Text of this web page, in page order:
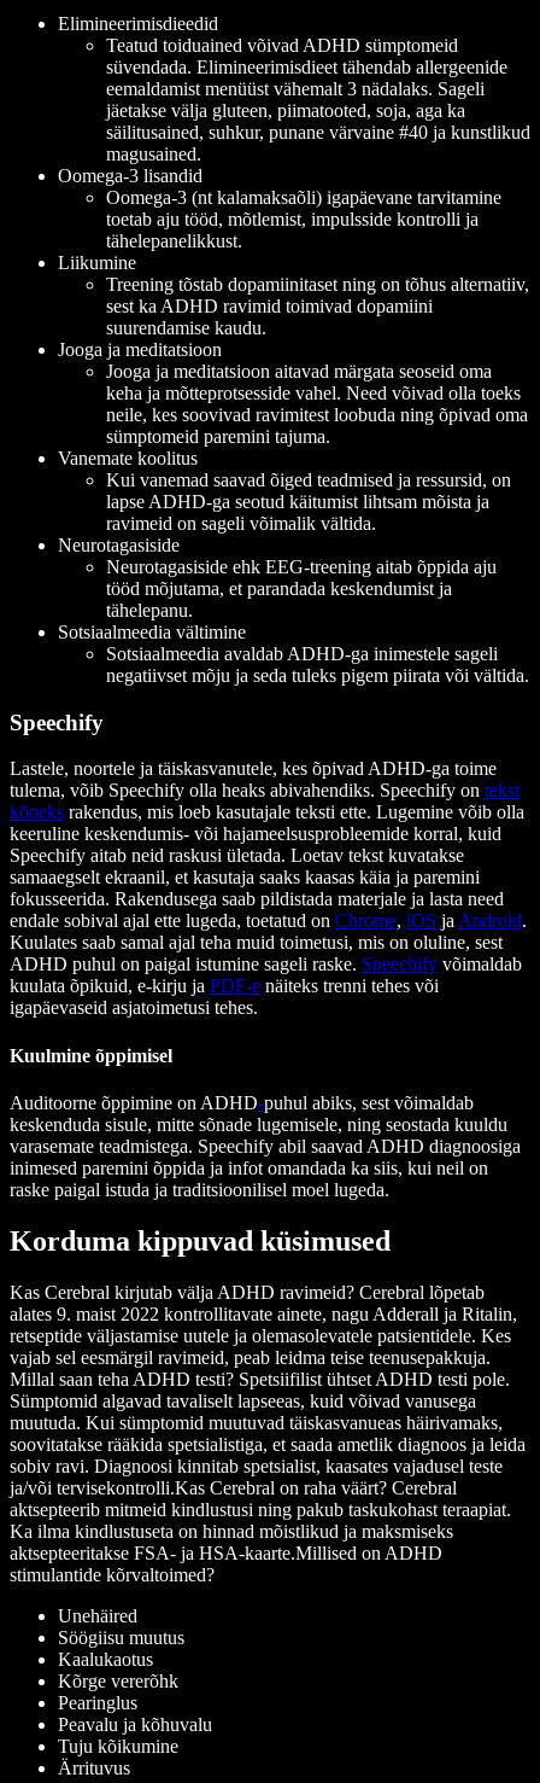
Elimineerimisdieedid
Teatud toiduained võivad ADHD sümptomeid
süvendada. Elimineerimisdieet tähendab allergeenide
eemaldamist menüüst vähemalt 3 nädalaks. Sageli
jäetakse välja gluteen, piimatooted, soja, aga ka
säilitusained, suhkur, punane värvaine #40 ja kunstlikud
magusained.
Oomega-3 lisandid
Oomega-3 (nt kalamaksaõli) igapäevane tarvitamine
toetab aju tööd, mõtlemist, impulsside kontrolli ja
tähelepanelikkust.
Liikumine
Treening tõstab dopamiinitaset ning on tõhus alternatiiv,
sest ka ADHD ravimid toimivad dopamiini
suurendamise kaudu.
Jooga ja meditatsioon
Jooga ja meditatsioon aitavad märgata seoseid oma
keha ja mõtteprotsesside vahel. Need võivad olla toeks
neile, kes soovivad ravimitest loobuda ning õpivad oma
sümptomeid paremini tajuma.
Vanemate koolitus
Kui vanemad saavad õiged teadmised ja ressursid, on
lapse ADHD-ga seotud käitumist lihtsam mõista ja
ravimeid on sageli võimalik vältida.
Neurotagasiside
Neurotagasiside ehk EEG-treening aitab õppida aju
tööd mõjutama, et parandada keskendumist ja
tähelepanu.
Sotsiaalmeedia vältimine
Sotsiaalmeedia avaldab ADHD-ga inimestele sageli
negatiivset mõju ja seda tuleks pigem piirata või vältida.
Speechify
Lastele, noortele ja täiskasvanutele, kes õpivad ADHD-ga toime
tulema, võib Speechify olla heaks abivahendiks. Speechify on tekst
kõneks rakendus, mis loeb kasutajale teksti ette. Lugemine võib olla
keeruline keskendumis- või hajameelsusprobleemide korral, kuid
Speechify aitab neid raskusi ületada. Loetav tekst kuvatakse
samaaegselt ekraanil, et kasutaja saaks kaasas käia ja paremini
fokusseerida. Rakendusega saab pildistada materjale ja lasta need
endale sobival ajal ette lugeda, toetatud on Chrome, iOS ja Android.
Kuulates saab samal ajal teha muid toimetusi, mis on oluline, sest
ADHD puhul on paigal istumine sageli raske. Speechify võimaldab
kuulata õpikuid, e-kirju ja PDF-e näiteks trenni tehes või
igapäevaseid asjatoimetusi tehes.
Kuulmine õppimisel
Auditoorne õppimine on ADHD-puhul abiks, sest võimaldab
keskenduda sisule, mitte sõnade lugemisele, ning seostada kuuldu
varasemate teadmistega. Speechify abil saavad ADHD diagnoosiga
inimesed paremini õppida ja infot omandada ka siis, kui neil on
raske paigal istuda ja traditsioonilisel moel lugeda.
Korduma kippuvad küsimused
Kas Cerebral kirjutab välja ADHD ravimeid? Cerebral lõpetab
alates 9. maist 2022 kontrollitavate ainete, nagu Adderall ja Ritalin,
retseptide väljastamise uutele ja olemasolevatele patsientidele. Kes
vajab sel eesmärgil ravimeid, peab leidma teise teenusepakkuja.
Millal saan teha ADHD testi? Spetsiifilist ühtset ADHD testi pole.
Sümptomid algavad tavaliselt lapseeas, kuid võivad vanusega
muutuda. Kui sümptomid muutuvad täiskasvanueas häirivamaks,
soovitatakse rääkida spetsialistiga, et saada ametlik diagnoos ja leida
sobiv ravi. Diagnoosi kinnitab spetsialist, kaasates vajadusel teste
ja/või tervisekontrolli.Kas Cerebral on raha väärt? Cerebral
aktsepteerib mitmeid kindlustusi ning pakub taskukohast teraapiat.
Ka ilma kindlustuseta on hinnad mõistlikud ja maksmiseks
aktsepteeritakse FSA- ja HSA-kaarte.Millised on ADHD
stimulantide kõrvaltoimed?
Unehäired
Söögiisu muutus
Kaalukaotus
Kõrge vererõhk
Pearinglus
Peavalu ja kõhuvalu
Tuju kõikumine
Ärrituvus